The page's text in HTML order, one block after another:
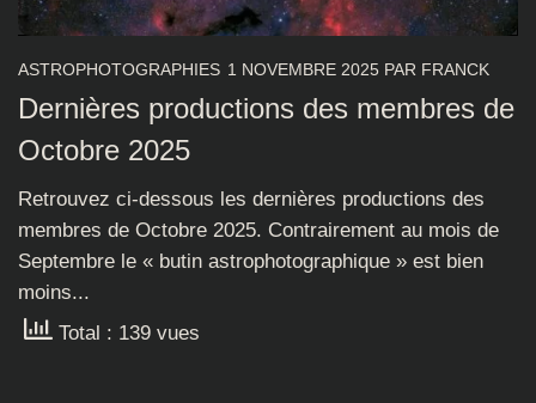
ASTROPHOTOGRAPHIES 1 NOVEMBRE 2025 PAR FRANCK
Dernières productions des membres de
Octobre 2025
Retrouvez ci-dessous les dernières productions des
membres de Octobre 2025. Contrairement au mois de
Septembre le « butin astrophotographique » est bien
moins...
Total : 139 vues